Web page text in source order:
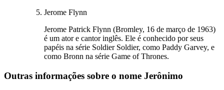
Jerome Flynn
Jerome Patrick Flynn (Bromley, 16 de março de 1963)
é um ator e cantor inglês. Ele é conhecido por seus
papéis na série Soldier Soldier, como Paddy Garvey, e
como Bronn na série Game of Thrones.
Outras informações sobre o nome Jerônimo